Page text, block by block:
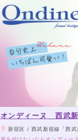
オンディーヌ 西武
新宿区 / 西武新宿線「西武新宿駅」と直結、地下鉄大江戸線 「新宿西口